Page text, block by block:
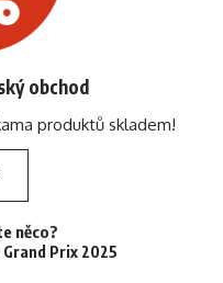
obchod
produktů skladem!
něco?
Prix 2025